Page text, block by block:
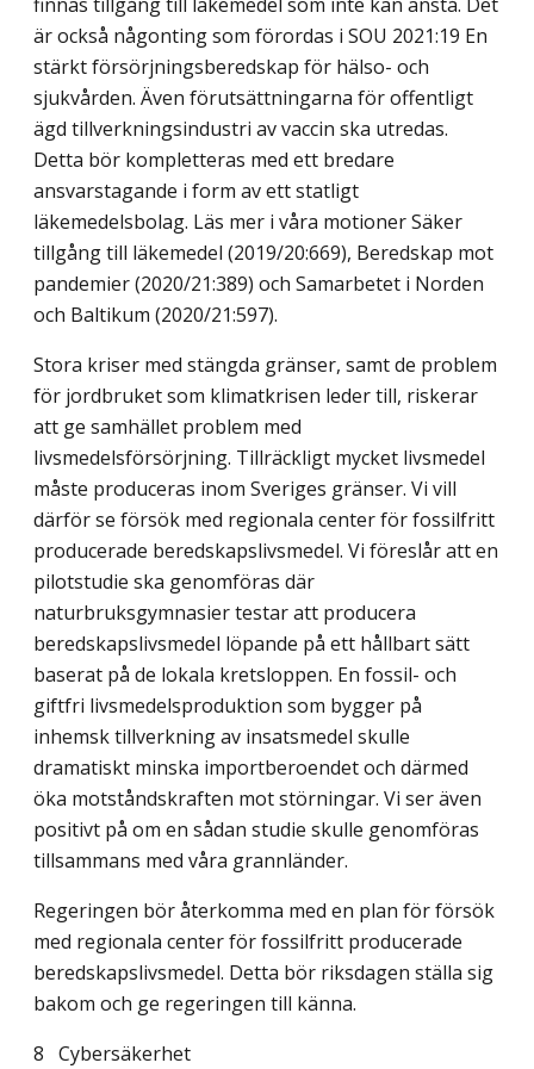
är också någonting som förordas i SOU 2021:19 En
stärkt försörjningsberedskap för hälso- och
sjukvården. Även förutsättningarna för offentligt
ägd tillverkningsindustri av vaccin ska utredas.
Detta bör kompletteras med ett bredare
ansvarstagande i form av ett statligt
läkemedelsbolag. Läs mer i våra motioner Säker
tillgång till läkemedel (2019/20:669), Beredskap mot
pandemier (2020/21:389) och Samarbetet i Norden
och Baltikum (2020/21:597).
Stora kriser med stängda gränser, samt de problem
för jordbruket som klimatkrisen leder till, riskerar
att ge samhället problem med
livsmedelsförsörjning. Tillräckligt mycket livsmedel
måste produceras inom Sveriges gränser. Vi vill
därför se försök med regionala center för fossilfritt
producerade beredskapslivsmedel. Vi föreslår att en
pilot­studie ska genomföras där
naturbruksgymnasier testar att producera
beredskapslivsmedel löpande på ett hållbart sätt
baserat på de lokala kretsloppen. En fossil- och
giftfri livs­medelsproduktion som bygger på
inhemsk tillverkning av insatsmedel skulle
dramatiskt minska importberoendet och därmed
öka motståndskraften mot störningar. Vi ser även
positivt på om en sådan studie skulle genomföras
tillsammans med våra grannländer.
Regeringen bör återkomma med en plan för försök
med regionala center för fossil­fritt producerade
beredskapslivsmedel. Detta bör riksdagen ställa sig
bakom och ge regeringen till känna.
8 Cybersäkerhet